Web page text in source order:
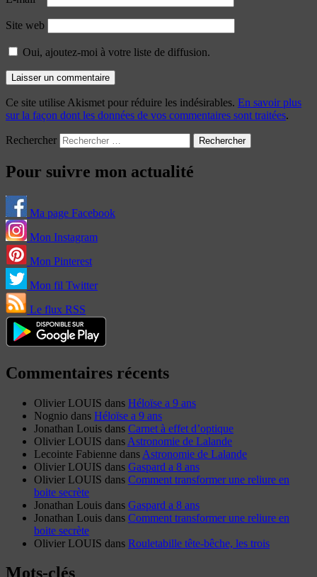
Site web
Oui, ajoutez-moi à votre liste de diffusion.
Ce site utilise Akismet pour réduire les indésirables. En savoir plus
sur la façon dont les données de vos commentaires sont traitées.
Rechercher
Pour suivre mon actualité
Ma page Facebook
Mon Instagram
Mon Pinterest
Mon fil Twitter
Le flux RSS
Commentaires récents
Olivier LOUIS dans Héloïse a 9 ans
Nognio dans Héloïse a 9 ans
Jonathan Louis dans Carnet à effet d’optique
Olivier LOUIS dans Astronomie de Lalande
Lecointe Fabienne dans Astronomie de Lalande
Olivier LOUIS dans Gaspard a 8 ans
Olivier LOUIS dans Comment transformer une reliure en
boite secrète
Jonathan Louis dans Gaspard a 8 ans
Jonathan Louis dans Comment transformer une reliure en
boite secrète
Olivier LOUIS dans Rouletabille tête-bêche, les trois
Mots-clés